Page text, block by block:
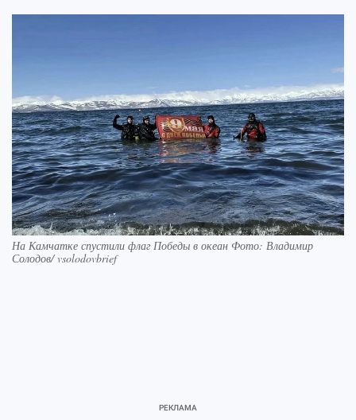
На Камчатке спустили флаг Победы в океан Фото: Владимир
Солодов/ vsolodovbrief